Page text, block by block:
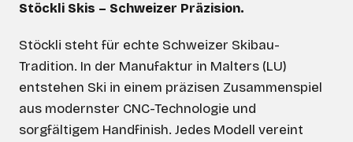
Stöckli Skis – Schweizer Präzision.
Stöckli steht für echte Schweizer Skibau-
Tradition. In der Manufaktur in Malters (LU)
entstehen Ski in einem präzisen Zusammenspiel
aus modernster CNC-Technologie und
sorgfältigem Handfinish. Jedes Modell vereint